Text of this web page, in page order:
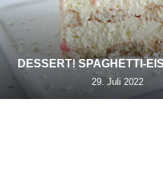
DESSERT! SPAGHETTI-
29. Juli 2022